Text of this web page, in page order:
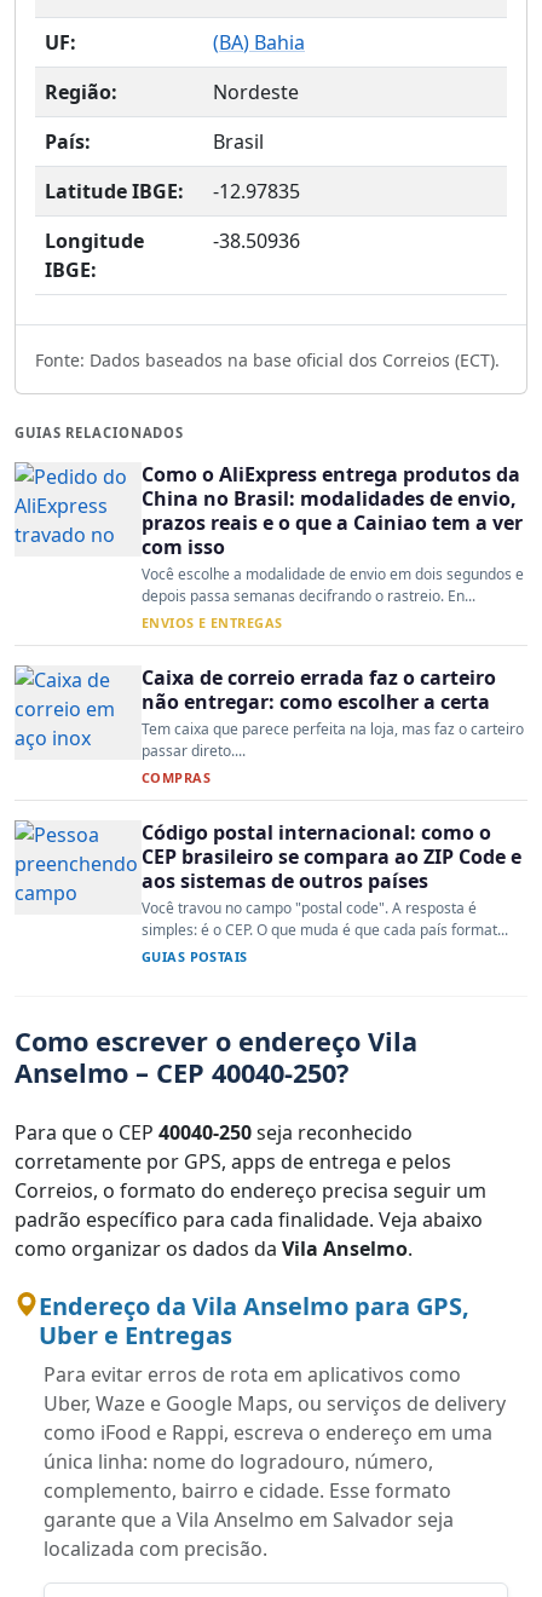
UF: (BA) Bahia
Região:
Nordeste
País:
Brasil
Latitude IBGE:
-12.97835
Longitude
IBGE:
-38.50936
Fonte: Dados baseados na base oficial dos Correios (ECT).
GUIAS RELACIONADOS
Como o AliExpress entrega produtos da
China no Brasil: modalidades de envio,
prazos reais e o que a Cainiao tem a ver
com isso
Você escolhe a modalidade de envio em dois segundos e
depois passa semanas decifrando o rastreio. En...
ENVIOS E ENTREGAS
Caixa de correio errada faz o carteiro
não entregar: como escolher a certa
Tem caixa que parece perfeita na loja, mas faz o carteiro
passar direto....
COMPRAS
Código postal internacional: como o
CEP brasileiro se compara ao ZIP Code e
aos sistemas de outros países
Você travou no campo "postal code". A resposta é
simples: é o CEP. O que muda é que cada país format...
GUIAS POSTAIS
Como escrever o endereço Vila
Anselmo – CEP 40040-250?
Para que o CEP 40040-250seja reconhecido
corretamente por GPS, apps de entrega e pelos
Correios, o formato do endereço precisa seguir um
padrão específico para cada finalidade. Veja abaixo
como organizar os dados da Vila Anselmo.
Endereço da Vila Anselmo para GPS,
Uber e Entregas
Para evitar erros de rota em aplicativos como
Uber, Waze e Google Maps, ou serviços de delivery
como iFood e Rappi, escreva o endereço em uma
única linha: nome do logradouro, número,
complemento, bairro e cidade. Esse formato
garante que a Vila Anselmo em Salvador seja
localizada com precisão.